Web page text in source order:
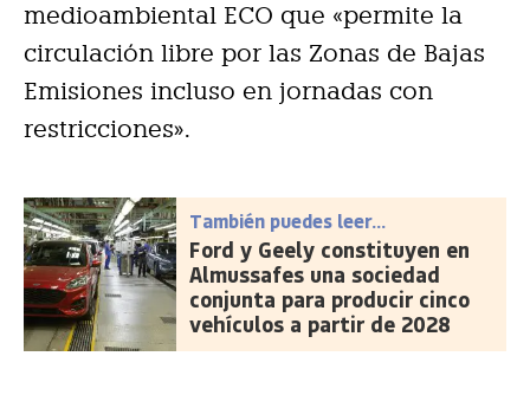
medioambiental ECO que «permite la
circulación libre por las Zonas de Bajas
Emisiones incluso en jornadas con
restricciones».
También puedes leer...
Ford y Geely constituyen en
Almussafes una sociedad
conjunta para producir cinco
vehículos a partir de 2028